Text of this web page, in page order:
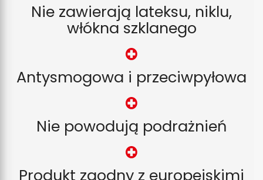
Nie zawierają lateksu, niklu,
włókna szklanego
Antysmogowa i przeciwpyłowa
Nie powodują podrażnień
Produkt zgodny z europejskimi